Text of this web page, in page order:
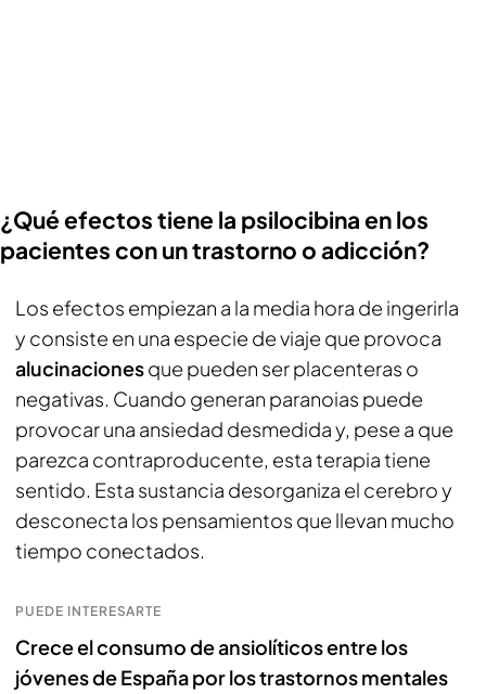
¿Qué efectos tiene la psilocibina en los
pacientes con un trastorno o adicción?
Los efectos empiezan a la media hora de ingerirla
y consiste en una especie de viaje que provoca
alucinacionesque pueden ser placenteras o
negativas. Cuando generan paranoias puede
provocar una ansiedad desmedida y, pese a que
parezca contraproducente, esta terapia tiene
sentido. Esta sustancia desorganiza el cerebro y
desconecta los pensamientos que llevan mucho
tiempo conectados.
PUEDE INTERESARTE
Crece el consumo de ansiolíticos entre los
jóvenes de España por los trastornos mentales